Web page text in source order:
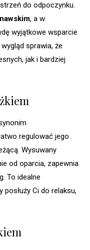
do odpoczynku.
, a w
wyjątkowe wsparcie
sprawia, że
jak i bardziej
regulować jego
Wysuwany
od oparcia, zapewnia
To idealne
Ci do relaksu,